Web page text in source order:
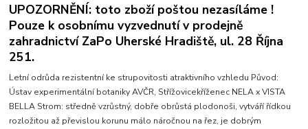
UPOZORNĚNÍ: toto zboží poštou nezasíláme !
Pouze k osobnímu vyzvednutí v prodejně
zahradnictví ZaPo Uherské Hradiště, ul. 28 Října
251.
Letní odrůda rezistentní ke strupovitosti atraktivního vzhledu Původ:
Ústav experimentální botaniky AVČR, Střížovicekříženec NELA x VISTA
BELLA Strom: středně vzrůstný, dobře obrůstá plodonoši, vytváří řídkou
rozložitou až převislou korunu málo náročnou na řez, je dobrým